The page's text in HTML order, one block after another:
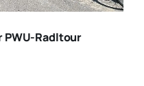
PWU-Radltour